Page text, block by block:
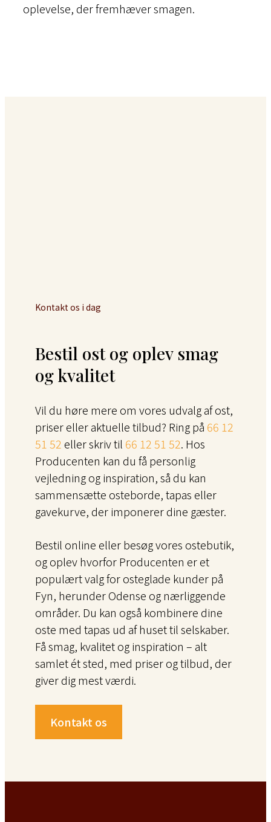
oplevelse, der fremhæver smagen.
Kontakt os i dag
Bestil ost og oplev smag
og kvalitet
Vil du høre mere om vores udvalg af ost,
priser eller aktuelle tilbud? Ring på 66 12
51 52 eller skriv til 66 12 51 52. Hos
Producenten kan du få personlig
vejledning og inspiration, så du kan
sammensætte osteborde, tapas eller
gavekurve, der imponerer dine gæster.
Bestil online eller besøg vores ostebutik,
og oplev hvorfor Producenten er et
populært valg for osteglade kunder på
Fyn, herunder Odense og nærliggende
områder. Du kan også kombinere dine
oste med tapas ud af huset til selskaber.
Få smag, kvalitet og inspiration – alt
samlet ét sted, med priser og tilbud, der
giver dig mest værdi.
Kontakt os